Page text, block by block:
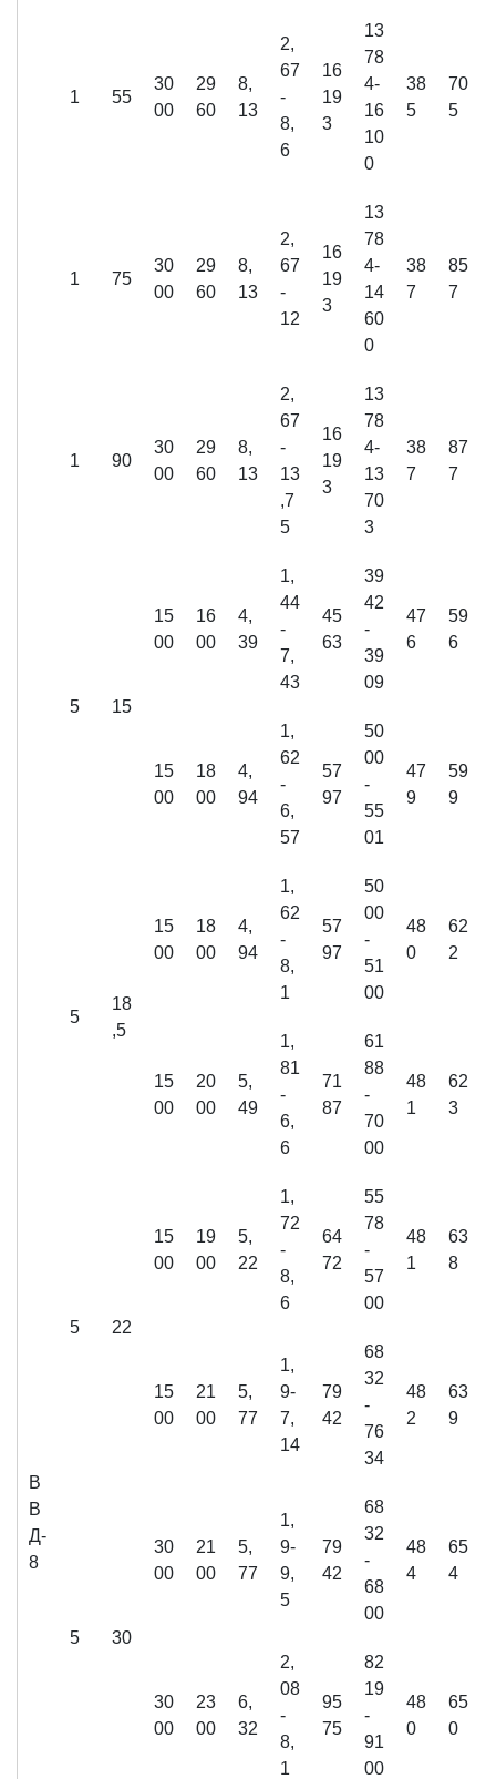
В
В
Д-
8
1 55
30
00
29
60
8,
13
2,
67
-
8,
6
16
19
3
13
78
4-
16
10
0
38
5
70
5
1 75
30
00
29
60
8,
13
2,
67
-
12
16
19
3
13
78
4-
14
60
0
38
7
85
7
1 90
30
00
29
60
8,
13
2,
67
-
13
,7
5
16
19
3
13
78
4-
13
70
3
38
7
87
7
5 15
15
00
16
00
4,
39
1,
44
-
7,
43
45
63
39
42
-
39
09
47
6
59
6
15
00
18
00
4,
94
1,
62
-
6,
57
57
97
50
00
-
55
01
47
9
59
9
5
18
,5
15
00
18
00
4,
94
1,
62
-
8,
1
57
97
50
00
-
51
00
48
0
62
2
15
00
20
00
5,
49
1,
81
-
6,
6
71
87
61
88
-
70
00
48
1
62
3
5 22
15
00
19
00
5,
22
1,
72
-
8,
6
64
72
55
78
-
57
00
48
1
63
8
15
00
21
00
5,
77
1,
9-
7,
14
79
42
68
32
-
76
34
48
2
63
9
5 30
30
00
21
00
5,
77
1,
9-
9,
5
79
42
68
32
-
68
00
48
4
65
4
30
00
23
00
6,
32
2,
08
-
8,
1
95
75
82
19
-
91
00
48
0
65
0